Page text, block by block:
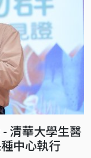
清華大學生醫
中心執行